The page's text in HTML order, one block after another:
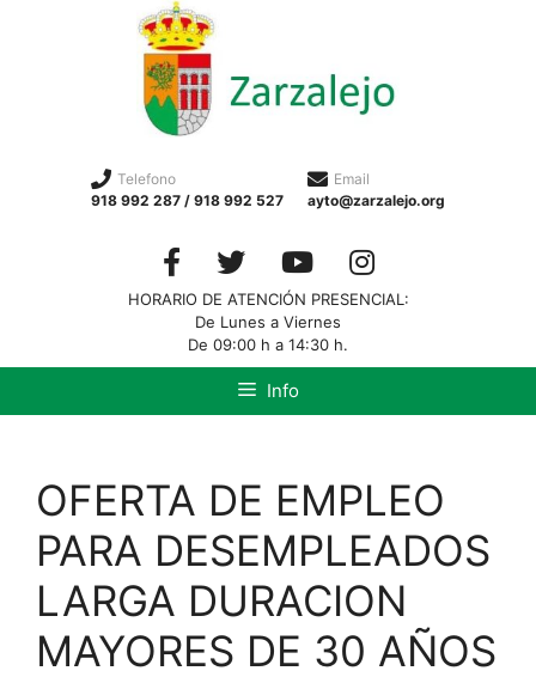
Telefono
918 992 287 / 918 992 527
Email
ayto@zarzalejo.org
HORARIO DE ATENCIÓN PRESENCIAL:
De Lunes a Viernes
De 09:00 h a 14:30 h.
Info
OFERTA DE EMPLEO
PARA DESEMPLEADOS
LARGA DURACION
MAYORES DE 30 AÑOS